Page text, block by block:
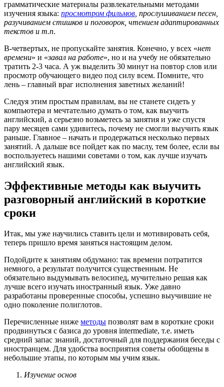
грамматические материалы развлекательными методами
изучения языка: просмотром фильмов , прослушиванием песен,
разучиванием стишков и поговорок, чтением адаптированных
текстов и т.п.
В-четвертых, не пропускайте занятия. Конечно, у всех «нет
времени» и «завал на работе», но и на учебу не обязательно
тратить 2-3 часа. А уж выделить 30 минут на повтор слов или
просмотр обучающего видео под силу всем. Помните, что
лень – главный враг исполнения заветных желаний!
Следуя этим простым правилам, вы не станете сидеть у
компьютера и мечтательно думать о том, как выучить
английский, а серьезно возьметесь за занятия и уже спустя
пару месяцев сами удивитесь, почему не смогли выучить язык
раньше. Главное – начать и продержаться несколько первых
занятий. А дальше все пойдет как по маслу, тем более, если вы
воспользуетесь нашими советами о том, как лучше изучать
английский язык.
Эффективные методы как выучить
разговорный английский в короткие
сроки
Итак, мы уже научились ставить цели и мотивировать себя,
теперь пришло время заняться настоящим делом.
Подойдите к занятиям обдумано: так времени потратится
немного, а результат получится существенным. Не
обязательно выдумывать велосипед, мучительно решая как
лучше всего изучать иностранный язык. Уже давно
разработаны проверенные способы, успешно выучившие не
одно поколение полиглотов.
Перечисленные ниже методы позволят вам в короткие сроки
продвинуться с базиса до уровня intermediate, т.е. иметь
средний запас знаний, достаточный для поддержания беседы с
иностранцем. Для удобства восприятия советы обобщены в
небольшие этапы, по которым мы учим язык.
Изучение основ